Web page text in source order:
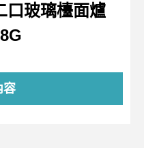
口玻璃檯面爐
容